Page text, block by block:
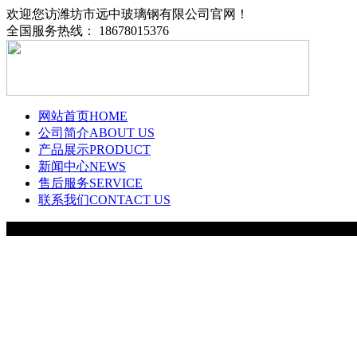
欢迎您访潍坊市远中玻璃钢有限公司官网！
全国服务热线： 18678015376
网站首页HOME
公司简介ABOUT US
产品展示PRODUCT
新闻中心NEWS
售后服务SERVICE
联系我们CONTACT US